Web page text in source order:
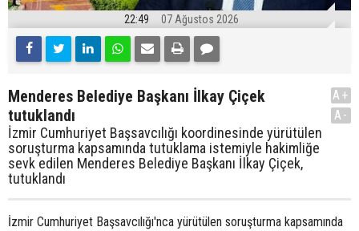
22:49 07 Ağustos 2026
Menderes Belediye Başkanı İlkay Çiçek
tutuklandı
İzmir Cumhuriyet Başsavcılığı koordinesinde yürütülen
soruşturma kapsamında tutuklama istemiyle hakimliğe
sevk edilen Menderes Belediye Başkanı İlkay Çiçek,
tutuklandı
A+
A-
İzmir Cumhuriyet Başsavcılığı'nca yürütülen soruşturma kapsamında